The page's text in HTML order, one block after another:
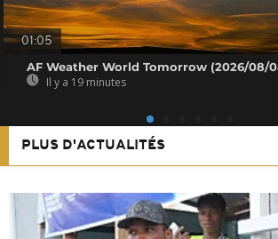
01:05
AF Weather World Tomorrow (2026/08/
Il y a 19 minutes
PLUS D'ACTUALITÉS